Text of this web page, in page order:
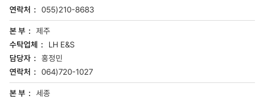
055)210-8683
제주
LH E&S
홍정민
064)720-1027
세종